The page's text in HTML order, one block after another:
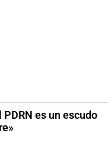
es un escudo